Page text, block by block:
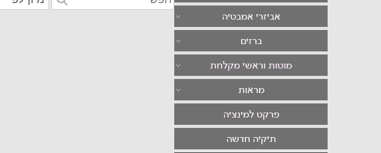
אביזרי אמבטיה
ברזים
מוטות וראשי מקלחת
מראות
פרקט למינציה
תיקיה חדשה